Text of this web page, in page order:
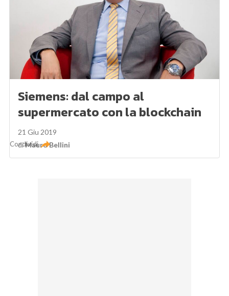
Siemens: dal campo al
supermercato con la blockchain
21 Giu 2019
diMauro Bellini
Condividi